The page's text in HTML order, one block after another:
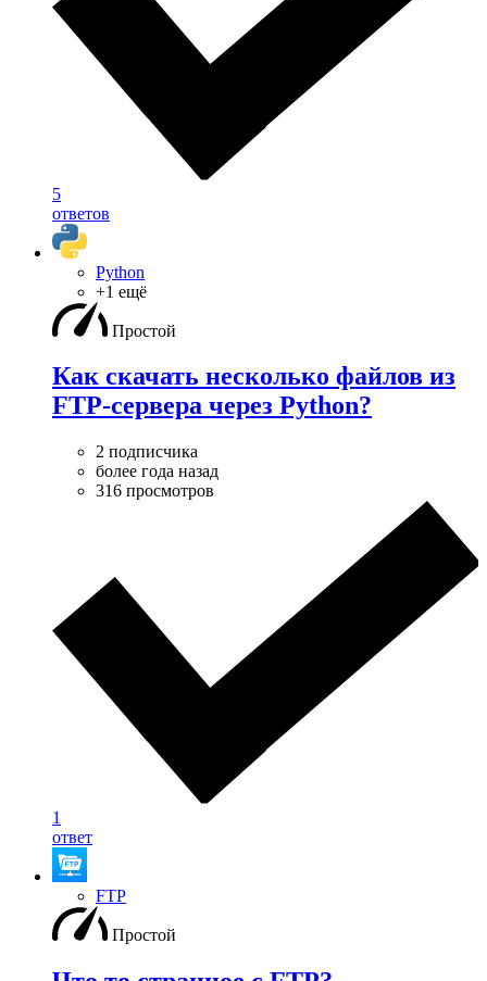
5
ответов
Python
+1 ещё
Простой
Как скачать несколько файлов из
FTP-сервера через Python?
2 подписчика
более года назад
316 просмотров
1
ответ
FTP
Простой